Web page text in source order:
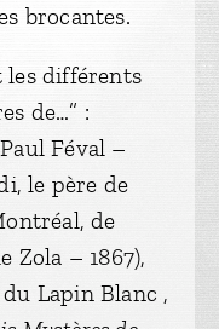
brocantes.
les différents
de…” :
Féval –
le père de
de
Zola – 1867),
Lapin Blanc ,